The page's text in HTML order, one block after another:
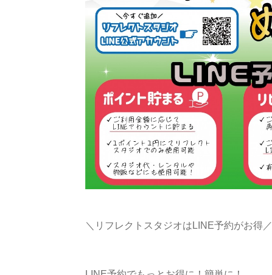
＼リフレクトスタジオはLINE予約がお得／